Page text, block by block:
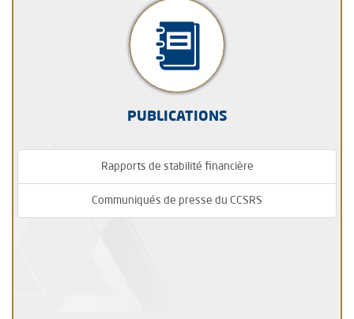
PUBLICATIONS
Rapports de stabilité financière
Communiqués de presse du CCSRS